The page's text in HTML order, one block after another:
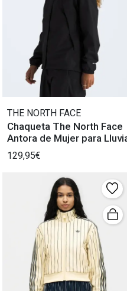
THE NORTH FACE
Chaqueta The North Face
Antora de Mujer para
129,95€